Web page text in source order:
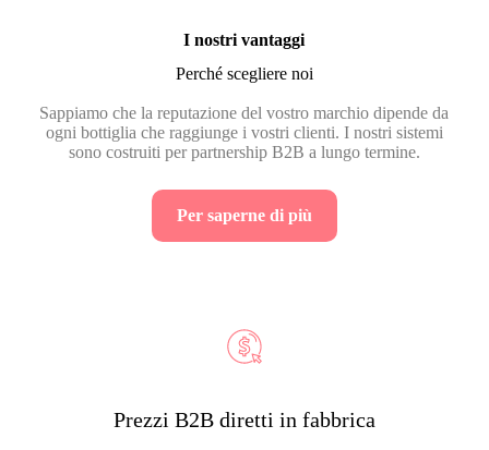
I nostri vantaggi
Perché scegliere noi
Sappiamo che la reputazione del vostro marchio dipende da
ogni bottiglia che raggiunge i vostri clienti. I nostri sistemi
sono costruiti per partnership B2B a lungo termine.
Per saperne di più
Prezzi B2B diretti in fabbrica